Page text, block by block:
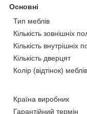
Основні
Тип меблів
Кількість зовнішніх
Кількість внутрішніх
Кількість дверцят
Колір (відтінок) меблів
Країна виробник
Гарантійний термін